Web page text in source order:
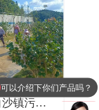
吉水螺田镇和白沙镇污水处理厂项目
可以介绍下你们产品吗？